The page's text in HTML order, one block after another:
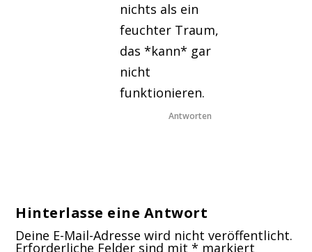
nichts als ein
feuchter Traum,
das *kann* gar
nicht
funktionieren.
Antworten
Hinterlasse eine Antwort
Deine E-Mail-Adresse wird nicht veröffentlicht.
Erforderliche Felder sind mit* markiert